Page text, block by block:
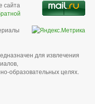
сайта
для извлечения
образовательных целях.